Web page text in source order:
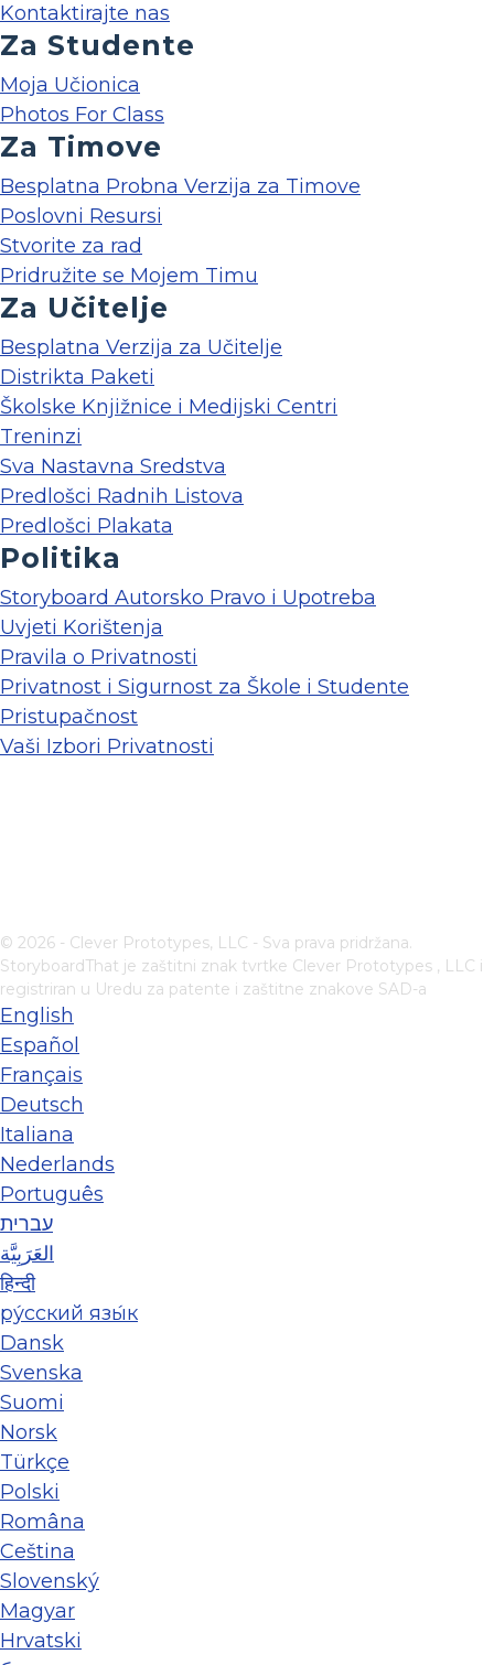
Kontaktirajte nas
Za Studente
Moja Učionica
Photos For Class
Za Timove
Besplatna Probna Verzija za Timove
Poslovni Resursi
Stvorite za rad
Pridružite se Mojem Timu
Za Učitelje
Besplatna Verzija za Učitelje
Distrikta Paketi
Školske Knjižnice i Medijski Centri
Treninzi
Sva Nastavna Sredstva
Predlošci Radnih Listova
Predlošci Plakata
Politika
Storyboard Autorsko Pravo i Upotreba
Uvjeti Korištenja
Pravila o Privatnosti
Privatnost i Sigurnost za Škole i Studente
Pristupačnost
Vaši Izbori Privatnosti
© 2026 - Clever Prototypes, LLC - Sva prava pridržana.
StoryboardThat je zaštitni znak tvrtke Clever Prototypes , LLC i
registriran u Uredu za patente i zaštitne znakove SAD-a
English
Español
Français
Deutsch
Italiana
Nederlands
Português
עברית
العَرَبِيَّة
हिन्दी
ру́сский язы́к
Dansk
Svenska
Suomi
Norsk
Türkçe
Polski
Româna
Ceština
Slovenský
Magyar
Hrvatski